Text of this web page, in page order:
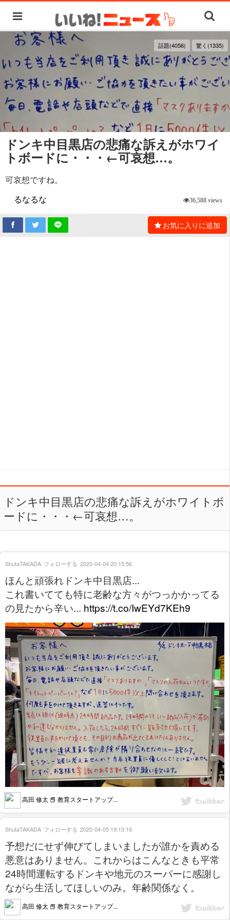
話題(4056) 驚く(1335)
ドンキ中目黒店の悲痛な訴えがホワイ
トボードに・・・←可哀想…。
可哀想ですね。
るなるな
36,588 views
お気に入りに追加
ドンキ中目黒店の悲痛な訴えがホワイトボ
ードに・・・←可哀想…。
ほんと頑張れドンキ中目黒店...
これ書いてても特に老齢な方々がつっかかってる
の見たから辛い... https://t.co/IwEYd7KEh9
高田 修太 📕 教育スタートアップ...
ShutaTAKADA フォローする 2020-04-04 20:15:56
予想だにせず伸びてしまいましたが誰かを責める
悪意はありません。これからはこんなときも平常
24時間運転するドンキや地元のスーパーに感謝し
ながら生活してほしいのみ。年齢関係なく。
高田 修太 📕 教育スタートアップ...
ShutaTAKADA フォローする 2020-04-05 19:13:16